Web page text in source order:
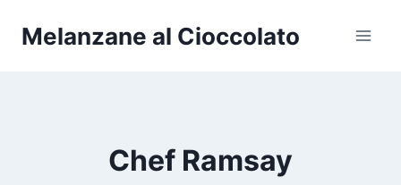
Melanzane al Cioccolato
Chef Ramsay